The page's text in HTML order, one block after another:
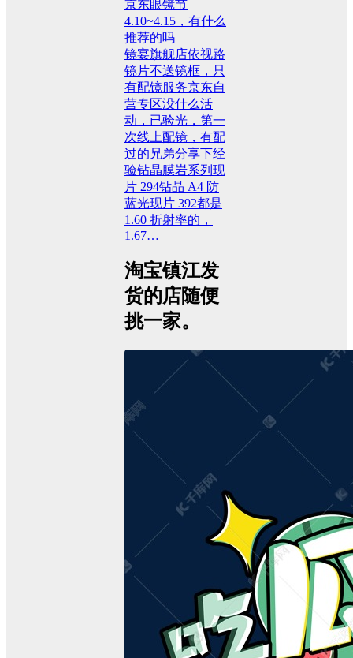
京东眼镜节
4.10~4.15，有什么
推荐的吗
镜宴旗舰店依视路
镜片不送镜框，只
有配镜服务京东自
营专区没什么活
动，已验光，第一
次线上配镜，有配
过的兄弟分享下经
验钻晶膜岩系列现
片 294钻晶 A4 防
蓝光现片 392都是
1.60 折射率的，
1.67…
淘宝镇江发
货的店随便
挑一家。